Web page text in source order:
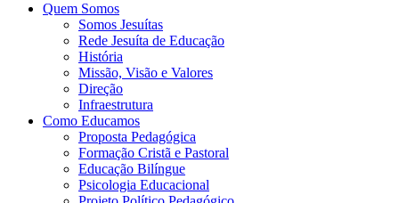
Quem Somos
Somos Jesuítas
Rede Jesuíta de Educação
História
Missão, Visão e Valores
Direção
Infraestrutura
Como Educamos
Proposta Pedagógica
Formação Cristã e Pastoral
Educação Bilíngue
Psicologia Educacional